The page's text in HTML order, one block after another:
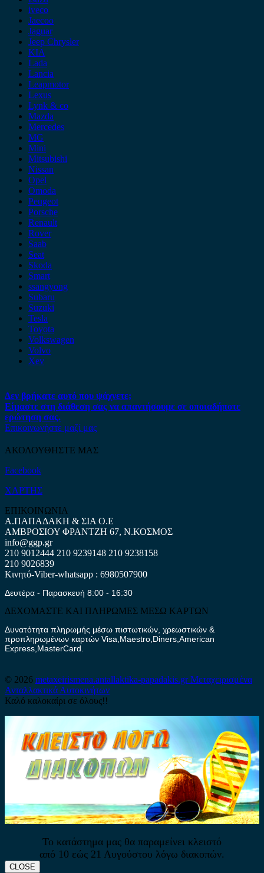
iveco
Jaecoo
Jaguar
Jeep Chrysler
KIA
Lada
Lancia
Leapmotor
Lexus
Lynk & co
Mazda
Mercedes
MG
Mini
Mitsubishi
Nissan
Opel
Omoda
Peugeot
Porsche
Renault
Rover
Saab
Seat
Skoda
Smart
ssangyong
Subaru
Suzuki
Tesla
Toyota
Volkswagen
Volvo
Xev
Δεν βρήκατε αυτό που ψάχνετε;
Είμαστε στη διάθεση σας να απαντήσουμε σε οποιαδήποτε
ερώτηση σας.
Επικοινωνήστε μαζί μας
ΑΚΟΛΟΥΘΗΣΤΕ ΜΑΣ
Facebook
ΧΑΡΤΗΣ
ΕΠΙΚΟΙΝΩΝΙΑ
Α.ΠΑΠΑΔΑΚΗ & ΣΙΑ Ο.Ε
ΑΜΒΡΟΣΙΟΥ ΦΡΑΝΤΖΗ 67, Ν.ΚΟΣΜΟΣ
info@ggp.gr
210 9012444 210 9239148 210 9238158
210 9026839
Κινητό-Viber-whatsapp : 6980507900
Δευτέρα - Παρασκευή 8:00 - 16:30
ΔΕΧΟΜΑΣΤΕ ΚΑΙ ΠΛΗΡΩΜΕΣ ΜΕΣΩ ΚΑΡΤΩΝ
Δυνατότητα πληρωμής μέσω πιστωτικών, χρεωστικών &
προπληρωμένων καρτών Visa,Maestro,Diners,American
Express,MasterCard.
© 2026 metaxeirismena.antallaktika-papadakis.grΜεταχειρισμένα
Ανταλλακτικά Αυτοκινήτων
Καλό καλοκαίρι σε όλους!!
Το κατάστημα μας θα παραμείνει κλειστό
από 10 εώς 21 Αυγούστου λόγω διακοπών.
CLOSE